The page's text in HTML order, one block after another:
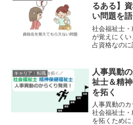
るある】
い問題を
社会福祉士
が覚えにく
占資格なのに
をユーモア
キャリア・転職
人事異動
祉士＆精
を拓く
人事異動の
社会福祉士
を拓くために